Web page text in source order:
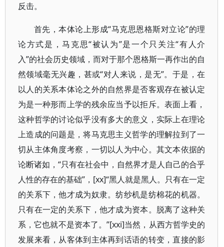
反击。
首先，本体论上形成“马克思恩格斯对立论”的理
论方式是，马克思“被认为”是一个只关注“有人介
入”的社会历史领域，而对于那个恩格斯一再作出的自
然领域毫无兴趣，甚或“对人来说，是无”。于是，在
以人的关系本体论之外的自然界是否客观存在被认定
为是一种形而上学的残余应当予以拒斥。表面上看，
这种哲学的讨论似乎没有多大的意义，实际上在理论
上造成的问题是，将马克思主义哲学的理解拉到了一
切从主体角度考察，一切以人为中心。其文本依据的
论断诸如，“只有在社会中，自然界才是人自己的合乎
人性的存在的基础”，[xx]“黑人就是黑人。只有在一定
的关系下，他才成为奴隶。纺纱机是纺棉花的机器。
只有在一定的关系下，他才成为资本。脱离了这种关
系，它也就不是资本了。”[xxi]当然，从西方哲学史的
发展来看，从客体到主体再到话语的转变，直接的影